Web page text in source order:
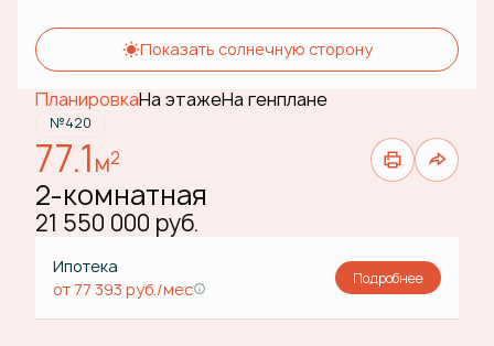
Показать солнечную сторону
ПланировкаНа этажеНа генплане
№420
77.1м2
2-комнатная
21 550 000 руб.
Ипотека
от 77 393 руб./мес
Подробнее